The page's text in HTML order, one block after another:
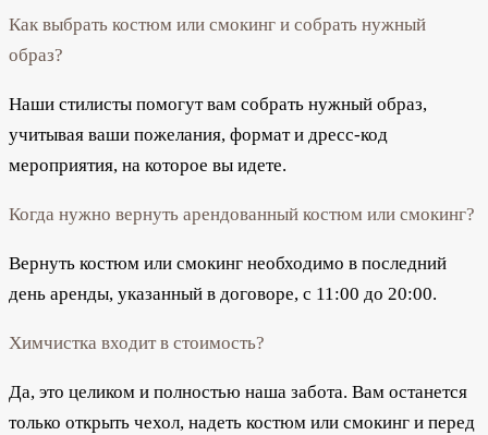
Как выбрать костюм или смокинг и собрать нужный
образ?
Наши стилисты помогут вам собрать нужный образ,
учитывая ваши пожелания, формат и дресс-код
мероприятия, на которое вы идете.
Когда нужно вернуть арендованный костюм или смокинг?
Вернуть костюм или смокинг необходимо в последний
день аренды, указанный в договоре, с 11:00 до 20:00.
Химчистка входит в стоимость?
Да, это целиком и полностью наша забота. Вам останется
только открыть чехол, надеть костюм или смокинг и перед